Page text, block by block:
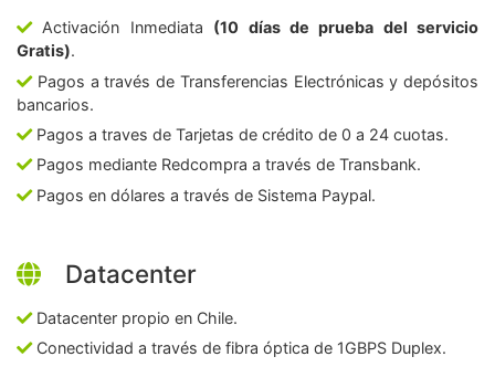
Activación Inmediata (10 días de prueba del servicio
Gratis).
Pagos a través de Transferencias Electrónicas y depósitos
bancarios.
Pagos a traves de Tarjetas de crédito de 0 a 24 cuotas.
Pagos mediante Redcompra a través de Transbank.
Pagos en dólares a través de Sistema Paypal.
Datacenter
Datacenter propio en Chile.
Conectividad a través de fibra óptica de 1GBPS Duplex.